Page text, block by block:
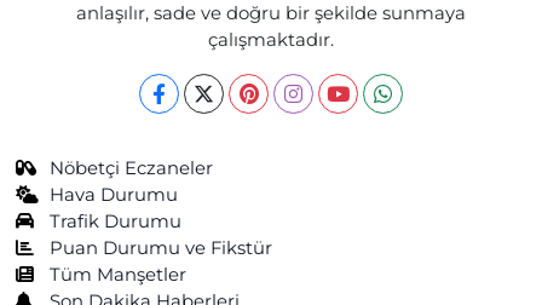
anlaşılır, sade ve doğru bir şekilde sunmaya
çalışmaktadır.
Nöbetçi Eczaneler
Hava Durumu
Trafik Durumu
Puan Durumu ve Fikstür
Tüm Manşetler